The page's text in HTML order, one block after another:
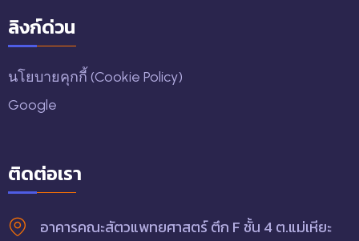
ลิงก์ด่วน
นโยบายคุกกี้ (Cookie Policy)
Google
ติดต่อเรา
อาคารคณะสัตวแพทยศาสตร์ ตึก F ชั้น 4 ต.แม่เหียะ